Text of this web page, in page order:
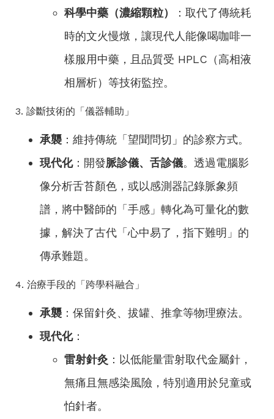
科學中藥（濃縮顆粒）
：取代了傳統耗
時的文火慢燉，讓現代人能像喝咖啡一
樣服用中藥，且品質受 HPLC（高相液
相層析）等技術監控。
3. 診斷技術的「儀器輔助」
承襲 ：維持傳統「望聞問切」的診察方式。
現代化：開發脈診儀、舌診儀。透過電腦影
像分析舌苔顏色，或以感測器記錄脈象頻
譜，將中醫師的「手感」轉化為可量化的數
據，解決了古代「心中易了，指下難明」的
傳承難題。
4. 治療手段的「跨學科融合」
承襲 ：保留針灸、拔罐、推拿等物理療法。
現代化：
雷射針灸 ：以低能量雷射取代金屬針，
無痛且無感染風險，特別適用於兒童或
怕針者。